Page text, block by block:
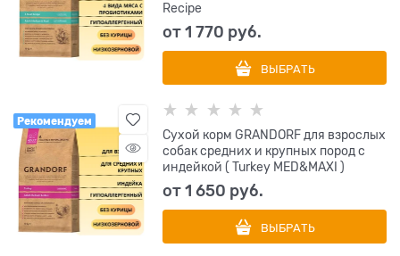
Recipe
от1 770 руб.
ВЫБРАТЬ
Рекомендуем
Сухой корм GRANDORF для взрослых
собак средних и крупных пород с
индейкой ( Turkey MED&MAXI )
от1 650 руб.
ВЫБРАТЬ